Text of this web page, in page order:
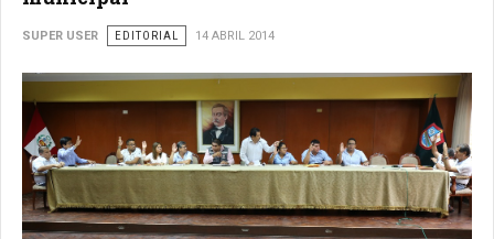
SUPER USER EDITORIAL 14 ABRIL 2014